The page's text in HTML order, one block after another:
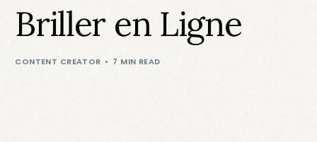
Briller en Ligne
CONTENT CREATOR 7 MIN READ